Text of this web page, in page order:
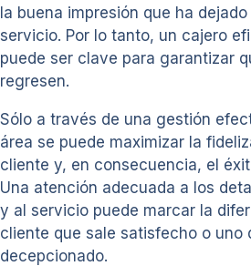
la buena impresión que ha
servicio. Por lo tanto, un cajero
puede ser clave para garantizar
regresen.
Sólo a través de una gestión
área se puede maximizar la
cliente y, en consecuencia, el
Una atención adecuada a los
y al servicio puede marcar la
cliente que sale satisfecho o uno
decepcionado.